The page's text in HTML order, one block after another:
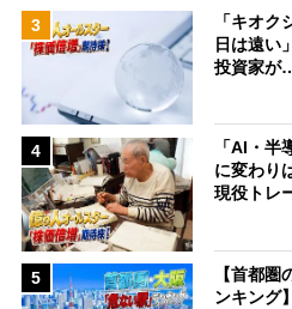
3
「キオ
日は遠い
投資家が
4
「AI・半
に変わり
現役トレ
5
【首都
ンキング